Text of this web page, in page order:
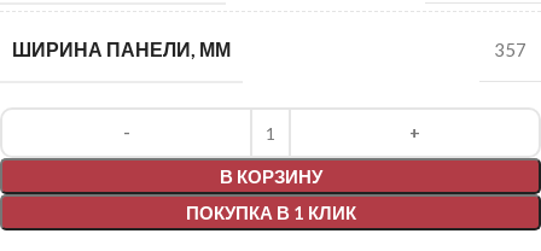
ШИРИНА ПАНЕЛИ, ММ 357
В КОРЗИНУ
ПОКУПКА В 1 КЛИК
Alternative: